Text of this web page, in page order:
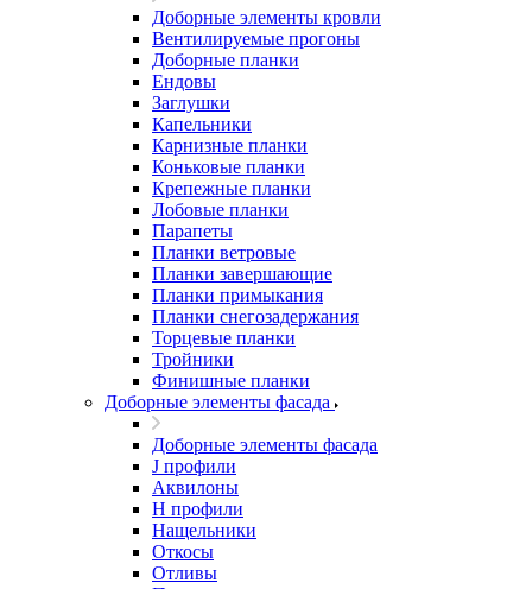
Доборные элементы кровли
Вентилируемые прогоны
Доборные планки
Ендовы
Заглушки
Капельники
Карнизные планки
Коньковые планки
Крепежные планки
Лобовые планки
Парапеты
Планки ветровые
Планки завершающие
Планки примыкания
Планки снегозадержания
Торцевые планки
Тройники
Финишные планки
Доборные элементы фасада
Доборные элементы фасада
J профили
Аквилоны
Н профили
Нащельники
Откосы
Отливы